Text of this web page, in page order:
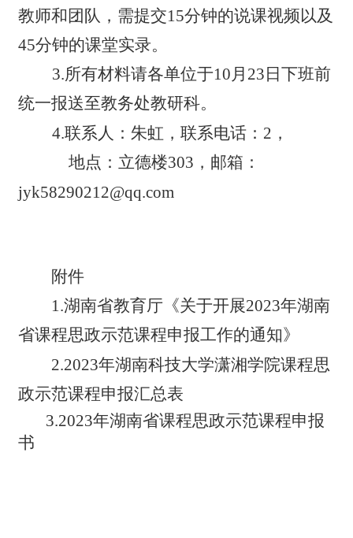
教师和团队，需提交15分钟的说课视频以及
45分钟的课堂实录。
3.所有材料请各单位于10月 23 日下班前
统一报送至教务处教研科。
4.联系人：朱虹，联系电话： 2 ，
地点：立德楼303，邮箱：
jyk58290212@qq.com
附件
1.湖南省教育厅 《关于开展2023年湖南
省课程思政示范课程申报工作的通知》
2.2023年湖南科技大学潇湘学院课程思
政示范课程申报汇总表
3.2023年湖南省课程思政示范课程申报
书